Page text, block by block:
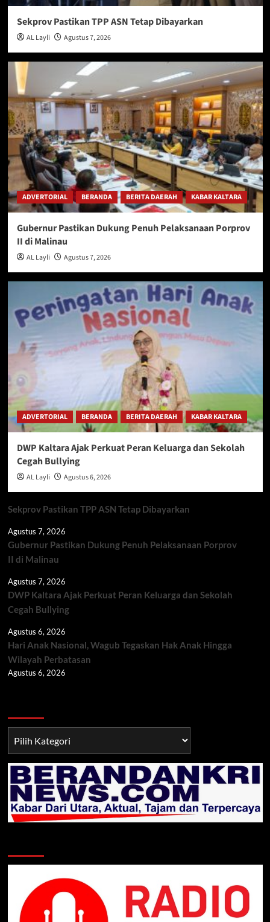
Sekprov Pastikan TPP ASN Tetap Dibayarkan
AL Layli Agustus 7, 2026
ADVERTORIAL BERANDA BERITA DAERAH KABAR KALTARA
Gubernur Pastikan Dukung Penuh Pelaksanaan Porprov
II di Malinau
AL Layli Agustus 7, 2026
ADVERTORIAL BERANDA BERITA DAERAH KABAR KALTARA
DWP Kaltara Ajak Perkuat Peran Keluarga dan Sekolah
Cegah Bullying
AL Layli Agustus 6, 2026
Sekprov Pastikan TPP ASN Tetap Dibayarkan
Agustus 7, 2026
Gubernur Pastikan Dukung Penuh Pelaksanaan Porprov
II di Malinau
Agustus 7, 2026
DWP Kaltara Ajak Perkuat Peran Keluarga dan Sekolah
Cegah Bullying
Agustus 6, 2026
Hari Anak Nasional, Wagub Tegaskan Hak Anak Hingga
Wilayah Perbatasan
Agustus 6, 2026
TNI/POLRI